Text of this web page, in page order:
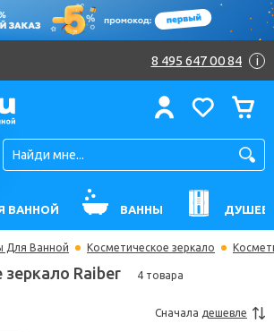
8 495 647 00 84 i
ВАННОЙ ВАННЫ
Для Ванной Косметическое зеркало
Raiber 4 товара
Сначала дешевле